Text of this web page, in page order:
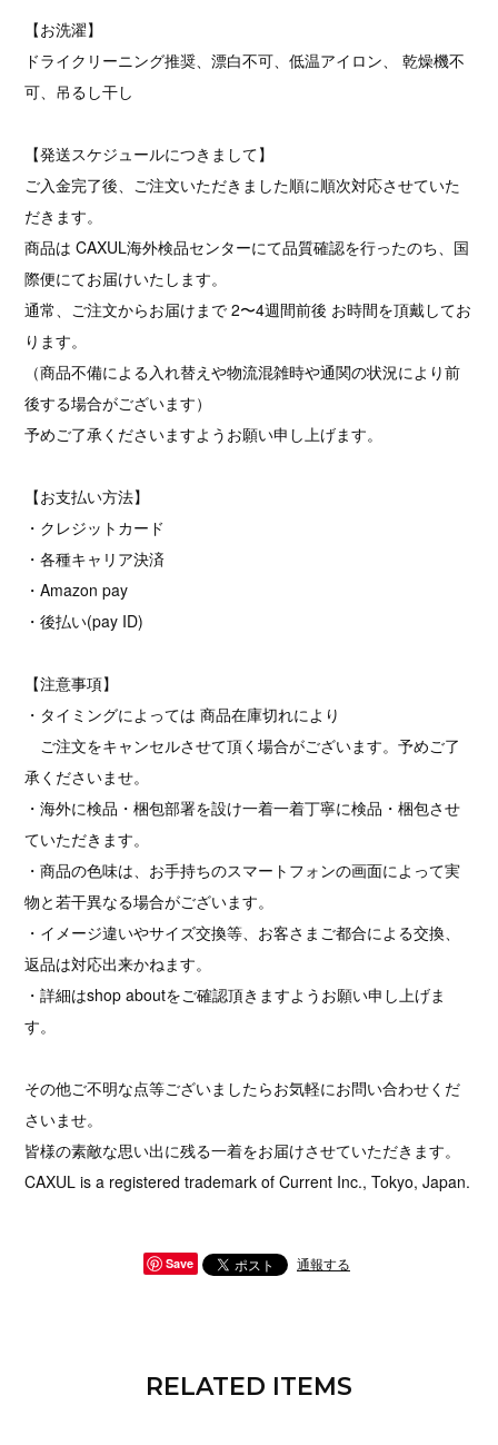
【お洗濯】
ドライクリーニング推奨、漂白不可、低温アイロン、 乾燥機不
可、吊るし干し
【発送スケジュールにつきまして】
ご入金完了後、ご注文いただきました順に順次対応させていた
だきます。
商品は CAXUL海外検品センターにて品質確認を行ったのち、国
際便にてお届けいたします。
通常、ご注文からお届けまで 2〜4週間前後 お時間を頂戴してお
ります。
（商品不備による入れ替えや物流混雑時や通関の状況により前
後する場合がございます）
予めご了承くださいますようお願い申し上げます。
【お支払い方法】
・クレジットカード
・各種キャリア決済
・Amazon pay
・後払い(pay ID)
【注意事項】
・タイミングによっては 商品在庫切れにより
ご注文をキャンセルさせて頂く場合がございます。予めご了
承くださいませ。
・海外に検品・梱包部署を設け一着一着丁寧に検品・梱包させ
ていただきます。
・商品の色味は、お手持ちのスマートフォンの画面によって実
物と若干異なる場合がございます。
・イメージ違いやサイズ交換等、お客さまご都合による交換、
返品は対応出来かねます。
・詳細はshop aboutをご確認頂きますようお願い申し上げま
す。
その他ご不明な点等ございましたらお気軽にお問い合わせくだ
さいませ。
皆様の素敵な思い出に残る一着をお届けさせていただきます。
CAXUL is a registered trademark of Current Inc., Tokyo, Japan.
Save 通報する
RELATED ITEMS